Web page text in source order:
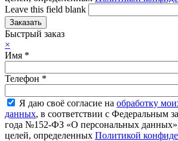
Leave this field blank
Быстрый заказ
×
Имя *
Телефон *
Я даю своё согласие на обработку
данных, в соответствии с Федеральным
года №152-ФЗ «О персональных
целей, определенных Политикой